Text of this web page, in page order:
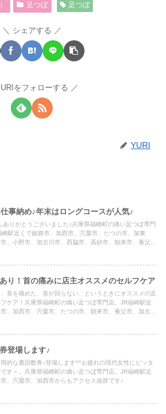
足つぼ 足つぼ
シェアする
をフォローする
YURI
事納め♪年末はロングコースが人気♪
ありがとうございました♪兵庫県福崎町の痛い足つぼ専門
崎駅近くで姫路市、加西市、宍粟市、たつの市、加東
、小野市、加古川市、西脇市、高砂市、朝来市、養父市
り！首の痛みに店主オススメのセルフケア
、首を痛めた、首が回らない、というときにオススメの足
ケア！兵庫県福崎町の痛い足つぼ専門店。JR福崎駅近
市、加西市、宍粟市、たつの市、朝来市、養父市、加古川
登場します♪
的な裏回数券♪登場します^^お疲れの現代女性にピッタ
です～。兵庫県福崎町の痛い足つぼ専門店。JR福崎駅近
市、宍粟市、加西市からもアクセス抜群です♪